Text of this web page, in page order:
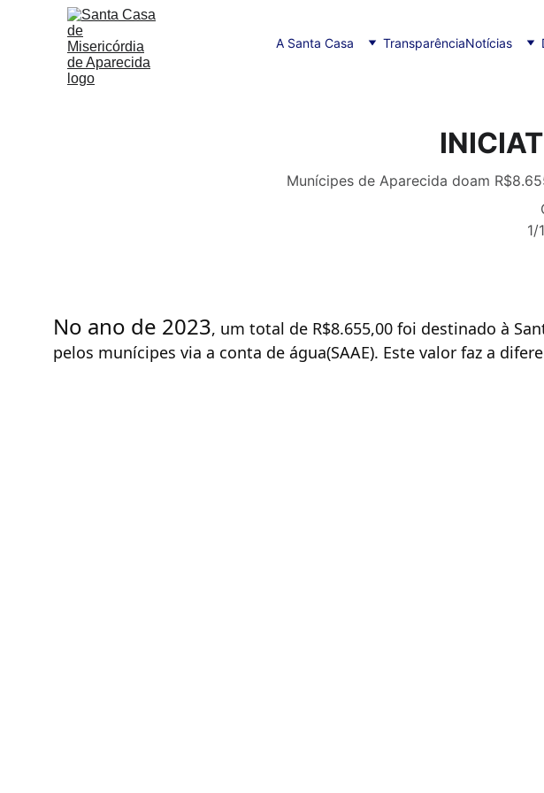
A Santa Casa TransparênciaNotícias
Munícipes de Aparecida doam
1/
No ano de 2023, um total de R$8.655,00 foi destinado à
pelos munícipes via a conta de água(SAAE). Este valor faz a